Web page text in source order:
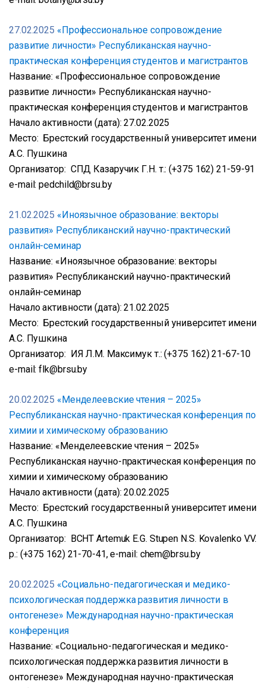
27.02.2025 «Профессиональное сопровождение
развитие личности» Республиканская научно-
практическая конференция студентов и магистрантов
Название: «Профессиональное сопровождение
развитие личности» Республиканская научно-
практическая конференция студентов и магистрантов
Начало активности (дата): 27.02.2025
Место: Брестский государственный университет имени
А.С. Пушкина
Организатор: СПД Казаручик Г.Н. т.: (+375 162) 21-59-91
e-mail: pedchild@brsu.by
21.02.2025 «Иноязычное образование: векторы
развития» Республиканский научно-практический
онлайн-семинар
Название: «Иноязычное образование: векторы
развития» Республиканский научно-практический
онлайн-семинар
Начало активности (дата): 21.02.2025
Место: Брестский государственный университет имени
А.С. Пушкина
Организатор: ИЯ Л.М. Максимук т.: (+375 162) 21-67-10
e-mail: flk@brsu.by
20.02.2025 «Менделеевские чтения – 2025»
Республиканская научно-практическая конференция по
химии и химическому образованию
Название: «Менделеевские чтения – 2025»
Республиканская научно-практическая конференция по
химии и химическому образованию
Начало активности (дата): 20.02.2025
Место: Брестский государственный университет имени
А.С. Пушкина
Организатор: BCHT Artemuk E.G. Stupen N.S. Kovalenko V.V.
p.: (+375 162) 21-70-41, e-mail: chem@brsu.by
20.02.2025 «Социально-педагогическая и медико-
психологическая поддержка развития личности в
онтогенезе» Международная научно-практическая
конференция
Название: «Социально-педагогическая и медико-
психологическая поддержка развития личности в
онтогенезе» Международная научно-практическая